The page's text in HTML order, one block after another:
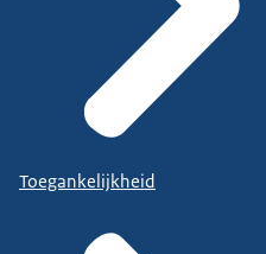
Toegankelijkheid